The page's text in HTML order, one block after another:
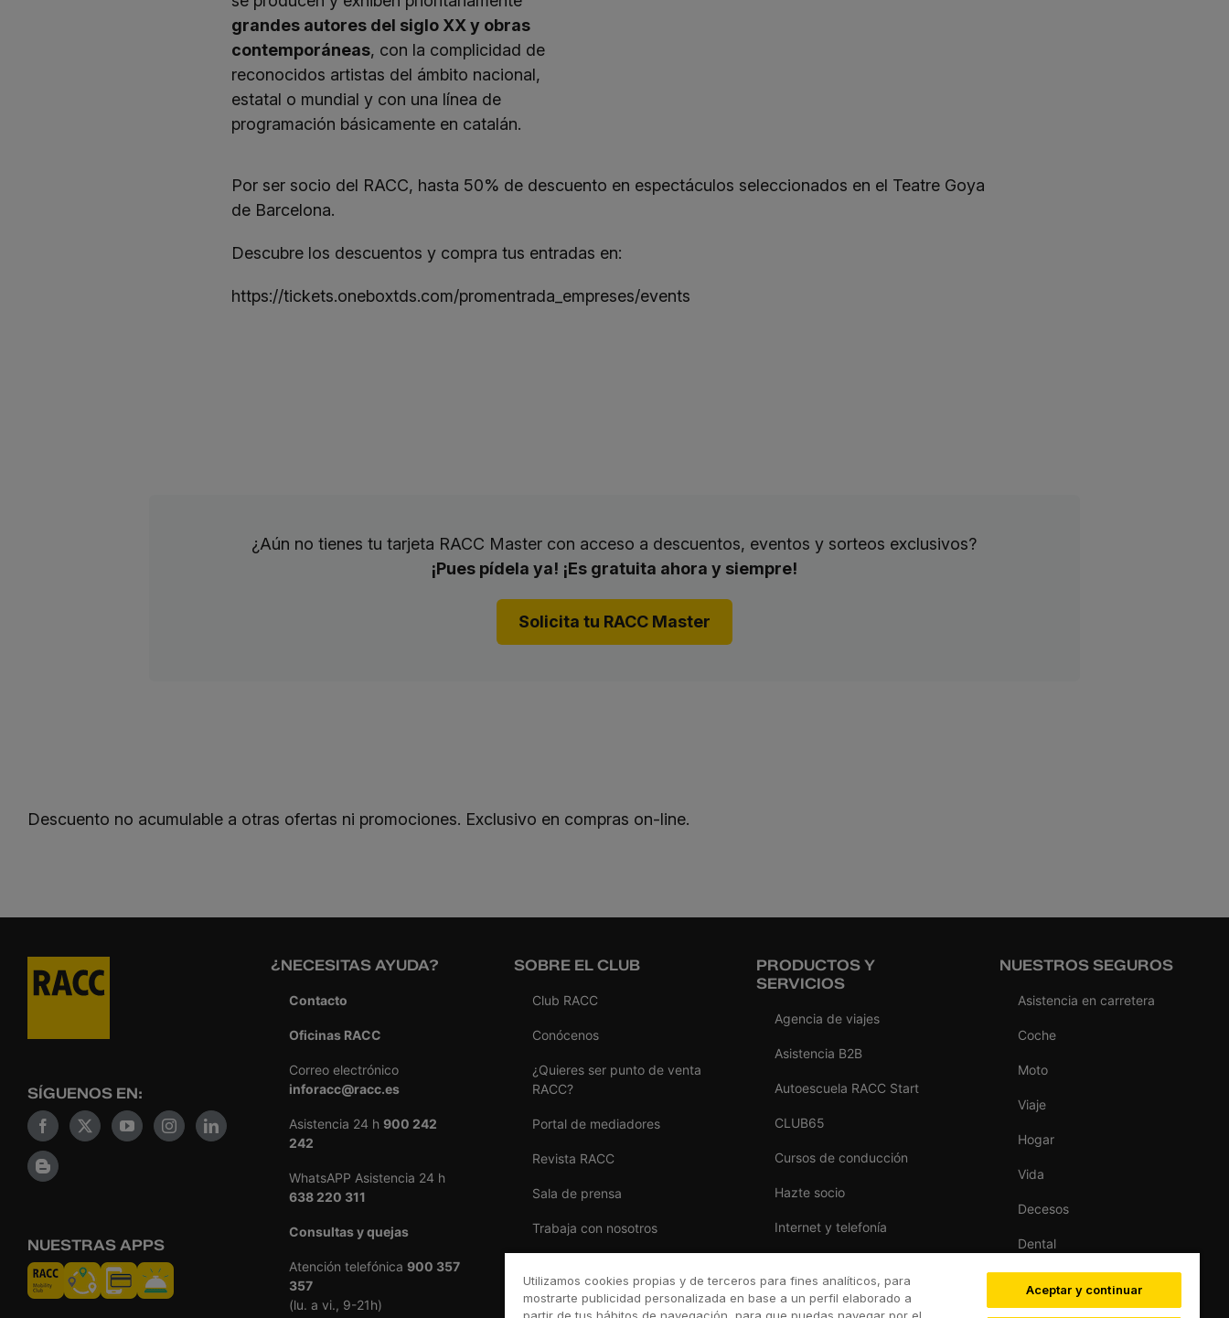
grandes autores del siglo XX y obras
contemporáneas, con la complicidad de
reconocidos artistas del ámbito nacional,
estatal o mundial y con una línea de
programación básicamente en catalán.
Por ser socio del RACC, hasta 50% de descuento en espectáculos seleccionados en el Teatre Goya
de Barcelona.
Descubre los descuentos y compra tus entradas en:
https://tickets.oneboxtds.com/promentrada_empreses/events
¿Aún no tienes tu tarjeta RACC Master con acceso a descuentos, eventos y sorteos exclusivos?
¡Pues pídela ya! ¡Es gratuita ahora y siempre!
Solicita tu RACC Master
Descuento no acumulable a otras ofertas ni promociones. Exclusivo en compras on-line.
SÍGUENOS EN:
NUESTRAS APPS
¿NECESITAS AYUDA?
Contacto
Oficinas RACC
Correo electrónico
inforacc@racc.es
Asistencia 24 h 900 242
242
WhatsAPP Asistencia 24 h
638 220 311
Consultas y quejas
Atención telefónica 900 357
357
(lu. a vi., 9-21h)
SOBRE EL CLUB
Club RACC
Conócenos
¿Quieres ser punto de venta
RACC?
Portal de mediadores
Revista RACC
Sala de prensa
Trabaja con nosotros
PRODUCTOS Y
SERVICIOS
Agencia de viajes
Asistencia B2B
Autoescuela RACC Start
CLUB65
Cursos de conducción
Hazte socio
Internet y telefonía
Seguros
NUESTROS SEGUROS
Asistencia en carretera
Coche
Moto
Viaje
Hogar
Vida
Decesos
Dental
Esquí
Utilizamos cookies propias y de terceros para fines analíticos, para
mostrarte publicidad personalizada en base a un perfil elaborado a
Aceptar y continuar